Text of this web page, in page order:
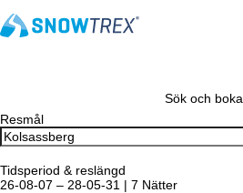
Sök och boka
Resmål
Tidsperiod & reslängd
26-08-07 – 28-05-31 | 7 Nätter